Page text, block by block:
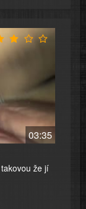
03:35
že jí